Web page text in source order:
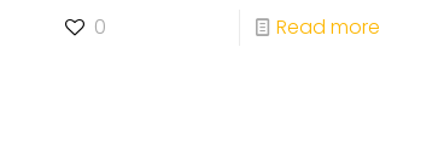
0 Read more